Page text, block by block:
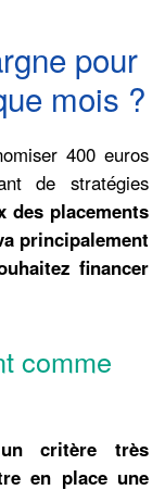
pour
mois ?
400 euros
de stratégies
des placements
principalement
financer
comme
un critère très
en place une